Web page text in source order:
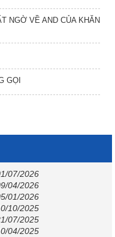
NGỜ VỀ AND CỦA KHĂN
GỌI
07/2026
04/2026
01/2026
10/2025
07/2025
04/2025